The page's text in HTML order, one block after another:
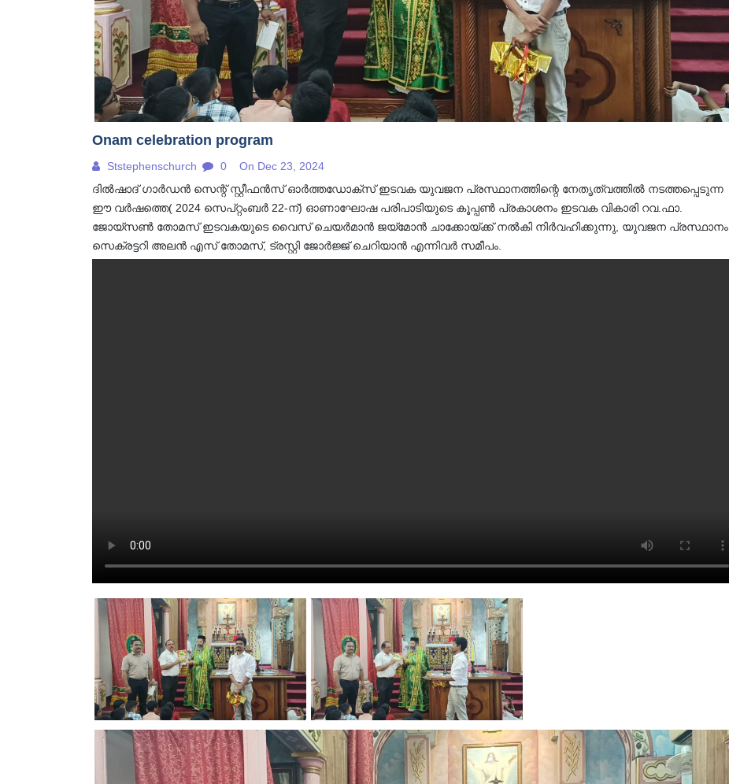
Onam celebration program
Ststephenschurch 0
On Dec 23, 2024
ദിൽഷാദ് ഗാർഡൻ സെന്റ് സ്റ്റീഫൻസ് ഓർത്തഡോക്സ് ഇടവക യുവജന പ്രസ്ഥാനത്തിന്റെ നേതൃത്വത്തിൽ നടത്തപ്പെടുന്ന
ഈ വർഷത്തെ( 2024 സെപ്റ്റംബർ 22-ന്) ഓണാഘോഷ പരിപാടിയുടെ കൂപ്പൺ പ്രകാശനം ഇടവക വികാരി റവ.ഫാ.
ജോയ്സൺ തോമസ് ഇടവകയുടെ വൈസ് ചെയർമാൻ ജയ്‌മോൻ ചാക്കോയ്ക്ക് നൽകി നിർവഹിക്കുന്നു, യുവജന പ്രസ്ഥാനം
സെക്രട്ടറി അലൻ എസ് തോമസ്, ട്രസ്റ്റി ജോർജ്ജ് ചെറിയാൻ എന്നിവർ സമീപം.